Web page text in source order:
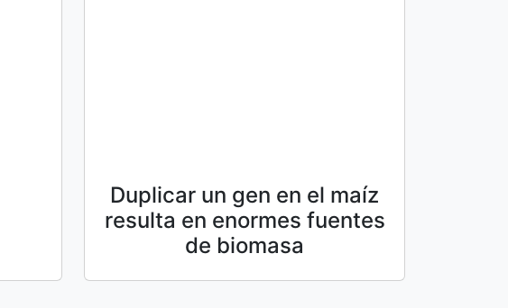
Duplicar un gen en el maíz
resulta en enormes fuentes
de biomasa